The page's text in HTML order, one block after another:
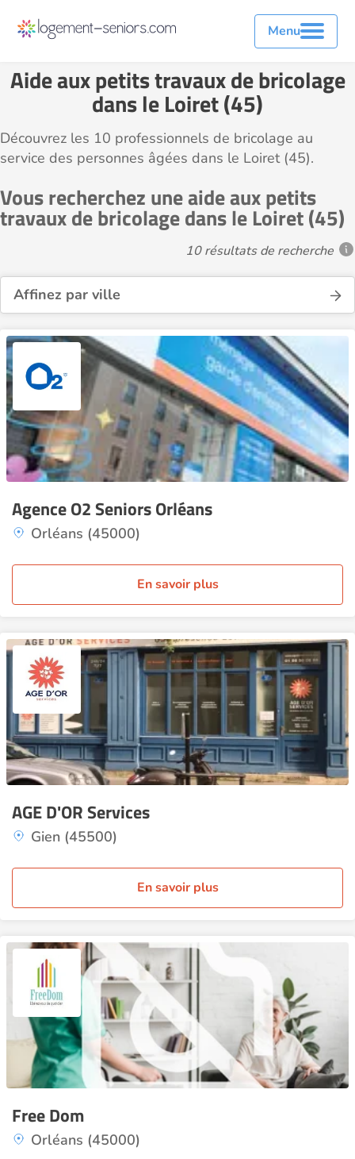
Menu
Aide aux petits travaux de bricolage
dans le Loiret (45)
Découvrez les 10 professionnels de bricolage au
service des personnes âgées dans le Loiret (45).
Vous recherchez une aide aux petits
travaux de bricolage dans le Loiret (45)
10 résultats de recherche
Affinez par ville
Agence O2 Seniors Orléans
Orléans (45000)
En savoir plus
AGE D'OR Services
Gien (45500)
En savoir plus
Free Dom
Orléans (45000)